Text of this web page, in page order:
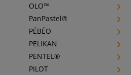
OLO™
PanPastel®
PÉBÉO
PELIKAN
PENTEL®
PILOT